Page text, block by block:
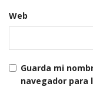
Web
Guarda mi
navegador para